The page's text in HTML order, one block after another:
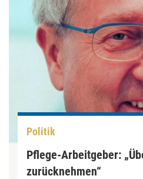
Politik
Pflege-Arbeitgeber:
zurücknehmen“